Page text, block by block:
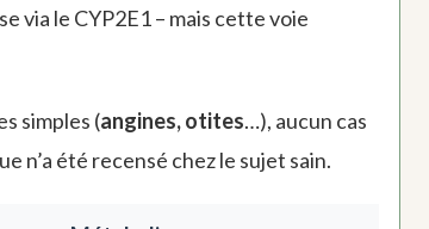
via le CYP2E1 – mais cette voie
simples (angines, otites…), aucun cas
n’a été recensé chez le sujet sain.